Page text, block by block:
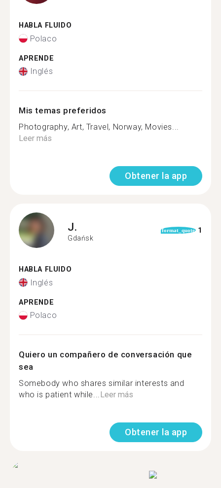
HABLA FLUIDO
Polaco
APRENDE
Inglés
Mis temas preferidos
Photography, Art, Travel, Norway, Movies...
Leer más
Obtener la app
J.
Gdańsk
format_quote 1
HABLA FLUIDO
Inglés
APRENDE
Polaco
Quiero un compañero de conversación que
sea
Somebody who shares similar interests and
who is patient while...Leer más
Obtener la app